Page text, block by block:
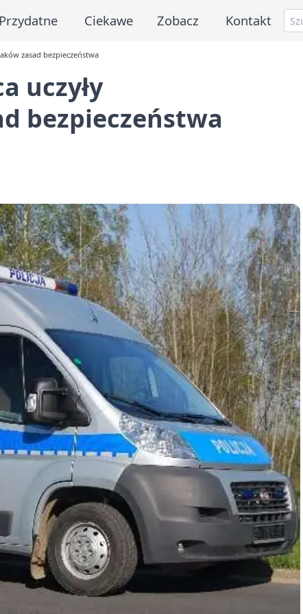
Przydatne Ciekawe Zobacz Kontakt
zasad bezpieczeństwa
uczyły
bezpieczeństwa